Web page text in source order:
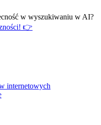
w wyszukiwaniu w AI?
👉
internetowych